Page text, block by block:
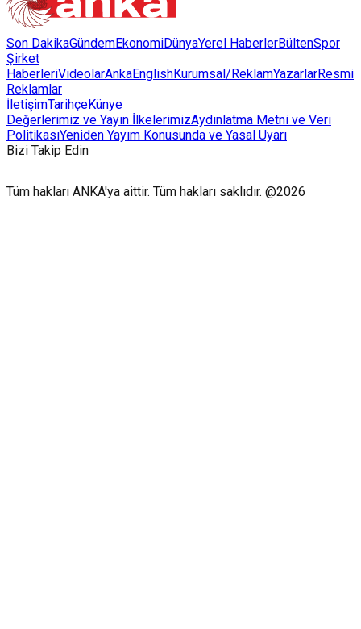
Son DakikaGündemEkonomiDünyaYerel HaberlerBültenSpor
Şirket
HaberleriVideolarAnkaEnglishKurumsal/ReklamYazarlarResmi
Reklamlar
İletişimTarihçeKünye
Değerlerimiz ve Yayın İlkelerimizAydınlatma Metni ve Veri
PolitikasıYeniden Yayım Konusunda ve Yasal Uyarı
Bizi Takip Edin
Tüm hakları ANKA'ya aittir. Tüm hakları saklıdır. @2026